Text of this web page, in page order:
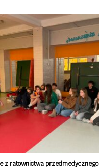
z ratownictwa przedmedycznego